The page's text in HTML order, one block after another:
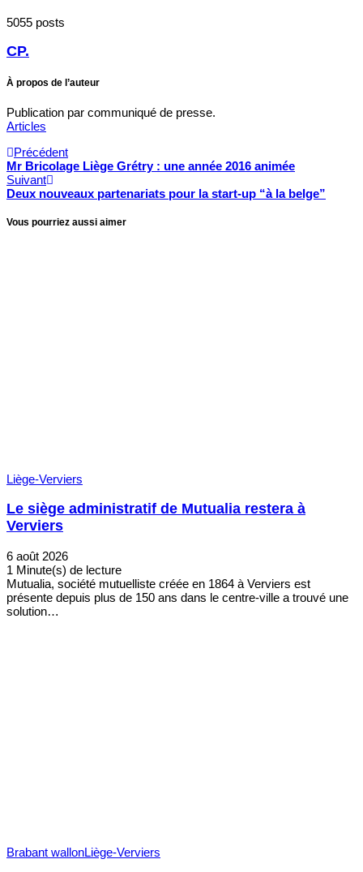
5055 posts
CP.
À propos de l’auteur
Publication par communiqué de presse.
Articles
Précédent
Mr Bricolage Liège Grétry : une année 2016 animée
Suivant
Deux nouveaux partenariats pour la start-up “à la belge”
Vous pourriez aussi aimer
Liège-Verviers
Le siège administratif de Mutualia restera à
Verviers
6 août 2026
1 Minute(s) de lecture
Mutualia, société mutuelliste créée en 1864 à Verviers est
présente depuis plus de 150 ans dans le centre-ville a trouvé une
solution…
Brabant wallonLiège-Verviers